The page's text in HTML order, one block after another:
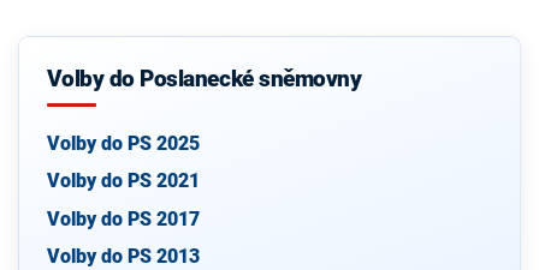
Volby do Poslanecké sněmovny
Volby do PS 2025
Volby do PS 2021
Volby do PS 2017
Volby do PS 2013